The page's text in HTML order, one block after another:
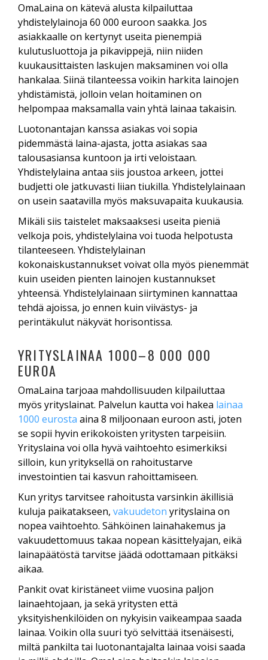
OmaLaina on kätevä alusta kilpailuttaa
yhdistelylainoja 60 000 euroon saakka. Jos
asiakkaalle on kertynyt useita pienempiä
kulutusluottoja ja pikavippejä, niin niiden
kuukausittaisten laskujen maksaminen voi olla
hankalaa. Siinä tilanteessa voikin harkita lainojen
yhdistämistä, jolloin velan hoitaminen on
helpompaa maksamalla vain yhtä lainaa takaisin.
Luotonantajan kanssa asiakas voi sopia
pidemmästä laina-ajasta, jotta asiakas saa
talousasiansa kuntoon ja irti veloistaan.
Yhdistelylaina antaa siis joustoa arkeen, jottei
budjetti ole jatkuvasti liian tiukilla. Yhdistelylainaan
on usein saatavilla myös maksuvapaita kuukausia.
Mikäli siis taistelet maksaaksesi useita pieniä
velkoja pois, yhdistelylaina voi tuoda helpotusta
tilanteeseen. Yhdistelylainan
kokonaiskustannukset voivat olla myös pienemmät
kuin useiden pienten lainojen kustannukset
yhteensä. Yhdistelylainaan siirtyminen kannattaa
tehdä ajoissa, jo ennen kuin viivästys- ja
perintäkulut näkyvät horisontissa.
YRITYSLAINAA 1000–8 000 000
EUROA
OmaLaina tarjoaa mahdollisuuden kilpailuttaa
myös yrityslainat. Palvelun kautta voi hakea lainaa
1000 eurosta aina 8 miljoonaan euroon asti, joten
se sopii hyvin erikokoisten yritysten tarpeisiin.
Yrityslaina voi olla hyvä vaihtoehto esimerkiksi
silloin, kun yrityksellä on rahoitustarve
investointien tai kasvun rahoittamiseen.
Kun yritys tarvitsee rahoitusta varsinkin äkillisiä
kuluja paikatakseen, vakuudeton yrityslaina on
nopea vaihtoehto. Sähköinen lainahakemus ja
vakuudettomuus takaa nopean käsittelyajan, eikä
lainapäätöstä tarvitse jäädä odottamaan pitkäksi
aikaa.
Pankit ovat kiristäneet viime vuosina paljon
lainaehtojaan, ja sekä yritysten että
yksityishenkilöiden on nykyisin vaikeampaa saada
lainaa. Voikin olla suuri työ selvittää itsenäisesti,
miltä pankilta tai luotonantajalta lainaa voisi saada